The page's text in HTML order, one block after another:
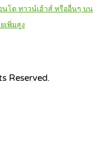
โด ทาวน์เฮ้าส์ หรืออื่นๆ บน
เพิ่มสูง
Reserved.